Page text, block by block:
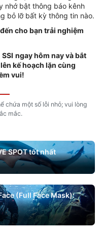
nhớ bật thông báo kênh
bỏ lỡ bất kỳ thông tin nào.
cho bạn trải nghiệm
SSI ngay hôm nay và bắt
kế hoạch lặn cùng
vui!
chứa một số lỗi nhỏ; vui lòng
mắc.
SPOT tốt nhất
(Full Face Mask):